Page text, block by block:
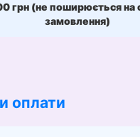
грн (не поширюється на
замовлення)
оплати